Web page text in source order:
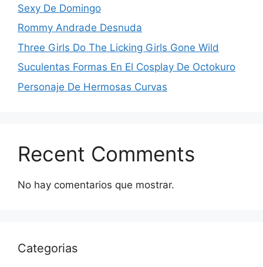
Sexy De Domingo
Rommy Andrade Desnuda
Three Girls Do The Licking Girls Gone Wild
Suculentas Formas En El Cosplay De Octokuro
Personaje De Hermosas Curvas
Recent Comments
No hay comentarios que mostrar.
Categorias